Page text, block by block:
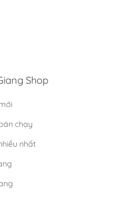
Shop
chạy
nhất